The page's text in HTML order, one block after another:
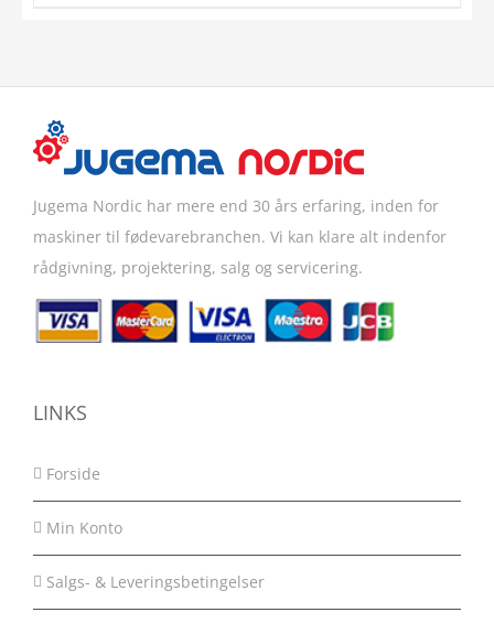
options
may
be
chosen
the
Jugema Nordic har mere end 30 års erfaring, inden for
maskiner til fødevarebranchen. Vi kan klare alt indenfor
rådgivning, projektering, salg og servicering.
LINKS
Forside
Min Konto
Salgs- & Leveringsbetingelser